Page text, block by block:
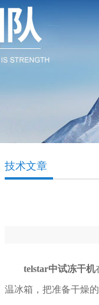
技术文章
telstar中试冻干机
温冰箱，把准备干燥